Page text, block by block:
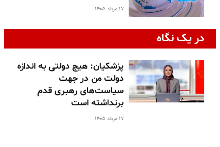
۱۷ مرداد ۱۴۰۵
در یک نگاه
پزشکیان: هیچ دولتی به اندازه
دولت من در جهت
سیاست‌های رهبری قدم
برنداشته است
۱۷ مرداد ۱۴۰۵